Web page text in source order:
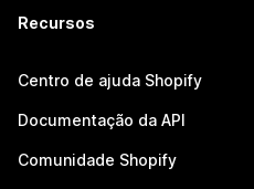
Recursos
Centro de ajuda Shopify
Documentação da API
Comunidade Shopify